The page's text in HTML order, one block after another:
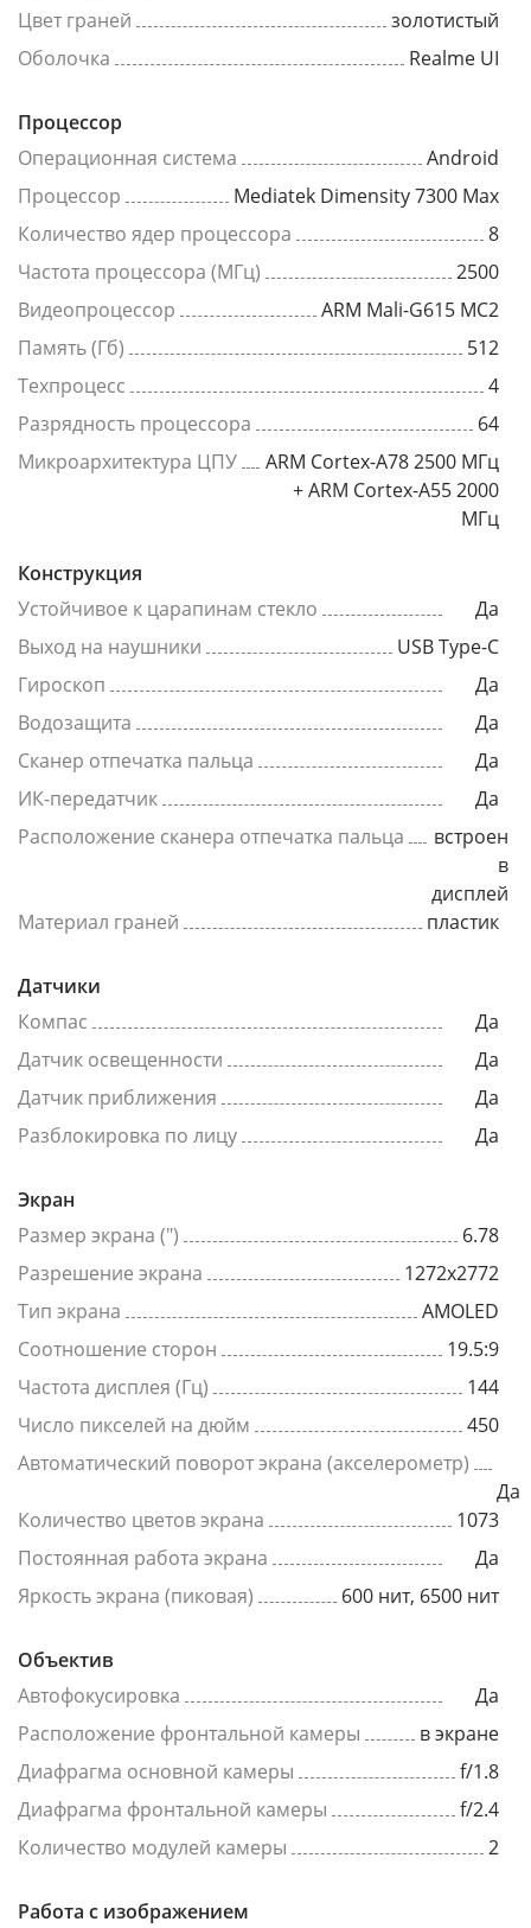
Цвет граней
золотистый
Оболочка
Realme UI
Процессор
Операционная система
Android
Процессор
Mediatek Dimensity 7300 Max
Количество ядер процессора
8
Частота процессора (МГц)
2500
Видеопроцессор
ARM Mali-G615 MC2
Память (Гб)
512
Техпроцесс
4
Разрядность процессора
64
Микроархитектура ЦПУ
ARM Cortex-A78 2500 МГц
+ ARM Cortex-A55 2000
МГц
Конструкция
Устойчивое к царапинам стекло
Да
Выход на наушники
USB Type-C
Гироскоп
Да
Водозащита
Да
Сканер отпечатка пальца
Да
ИК-передатчик
Да
Расположение сканера отпечатка пальца
встроен
в
дисплей
Материал граней
пластик
Датчики
Компас
Да
Датчик освещенности
Да
Датчик приближения
Да
Разблокировка по лицу
Да
Экран
Размер экрана (")
6.78
Разрешение экрана
1272x2772
Тип экрана
AMOLED
Соотношение сторон
19.5:9
Частота дисплея (Гц)
144
Число пикселей на дюйм
450
Автоматический поворот экрана (акселерометр)
Да
Количество цветов экрана
1073
Постоянная работа экрана
Да
Яркость экрана (пиковая)
600 нит, 6500 нит
Объектив
Автофокусировка
Да
Расположение фронтальной камеры
в экране
Диафрагма основной камеры
f/1.8
Диафрагма фронтальной камеры
f/2.4
Количество модулей камеры
2
Работа с изображением